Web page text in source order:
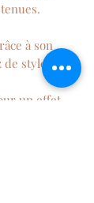
à son
de style
un effet